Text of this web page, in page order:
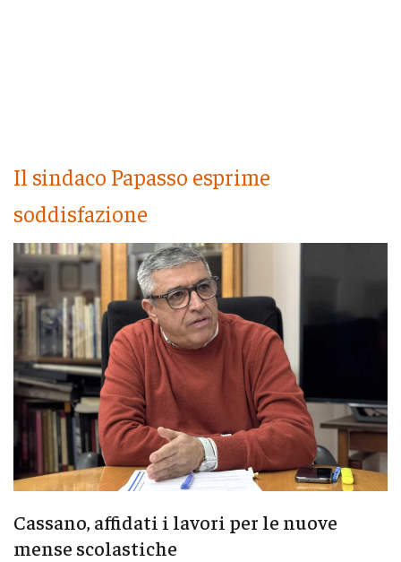
Il sindaco Papasso esprime
soddisfazione
Cassano, affidati i lavori per le nuove
mense scolastiche